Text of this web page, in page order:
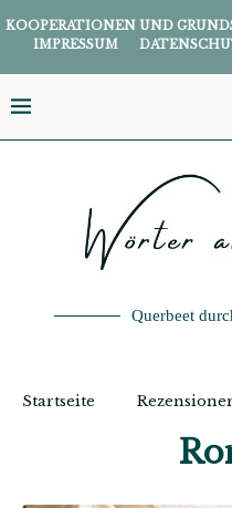
KOOPERATIONEN UND
IMPRESSUM
Querbeet
Startseite